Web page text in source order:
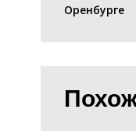
Оренбурге